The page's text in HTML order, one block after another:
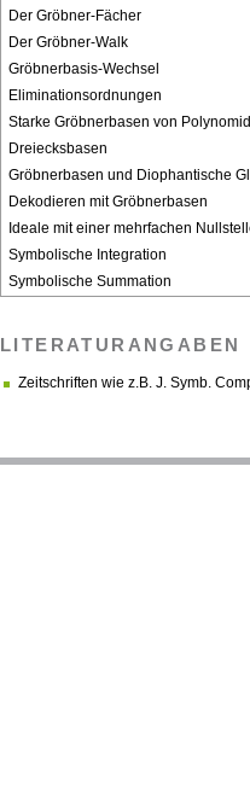
Der Gröbner-Fächer
Der Gröbner-Walk
Gröbnerbasis-Wechsel
Eliminationsordnungen
Starke Gröbnerbasen von
Dreiecksbasen
Gröbnerbasen und Diophantische
Dekodieren mit Gröbnerbasen
Ideale mit einer mehrfachen
Symbolische Integration
Symbolische Summation
LITERATURANGABEN
Zeitschriften wie z.B. J. Symb.